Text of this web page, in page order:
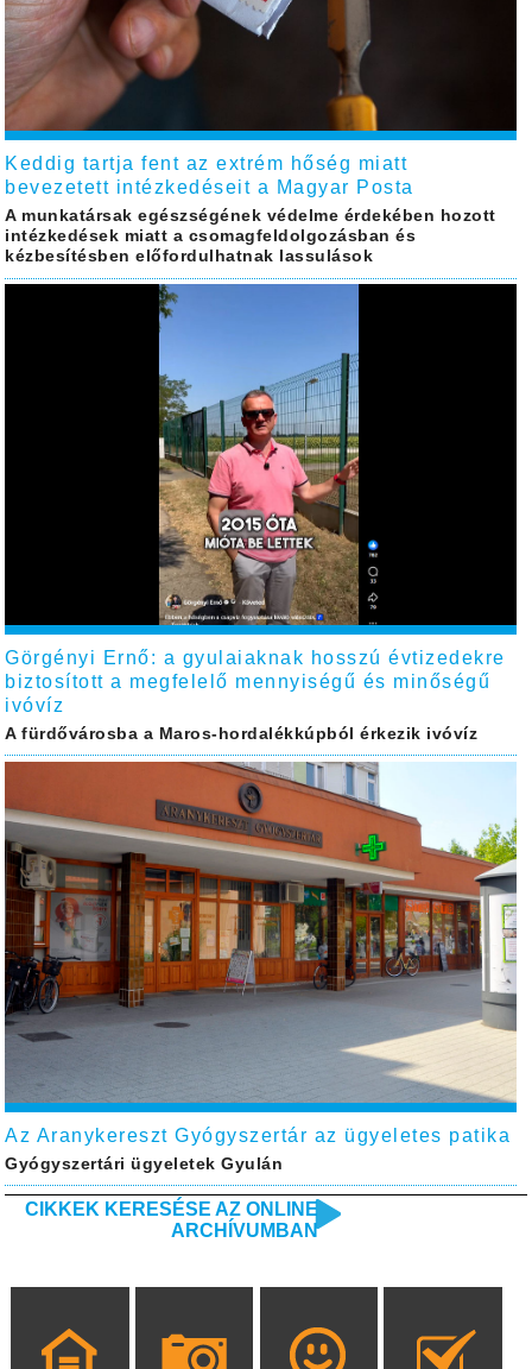
Keddig tartja fent az extrém hőség miatt
bevezetett intézkedéseit a Magyar Posta
A munkatársak egészségének védelme érdekében hozott
intézkedések miatt a csomagfeldolgozásban és
kézbesítésben előfordulhatnak lassulások
Görgényi Ernő: a gyulaiaknak hosszú évtizedekre
biztosított a megfelelő mennyiségű és minőségű
ivóvíz
A fürdővárosba a Maros-hordalékkúpból érkezik ivóvíz
Az Aranykereszt Gyógyszertár az ügyeletes patika
Gyógyszertári ügyeletek Gyulán
CIKKEK KERESÉSE AZ ONLINE
ARCHÍVUMBAN